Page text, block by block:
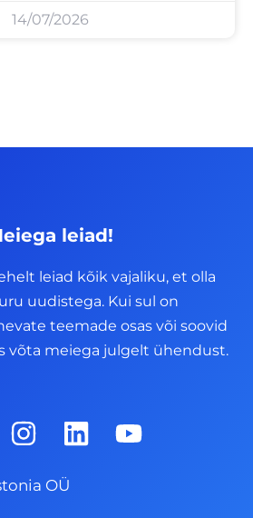
14/07/2026
leiad!
leiad kõik vajaliku, et olla
uudistega. Kui sul on
teemade osas või soovid
võta meiega julgelt ühendust.
I
n
s
t
L
i
Y
o
OÜ